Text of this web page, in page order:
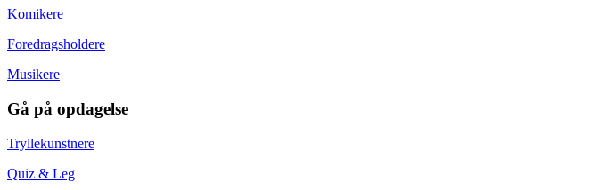
Komikere
Foredragsholdere
Musikere
Gå på opdagelse
Tryllekunstnere
Quiz & Leg